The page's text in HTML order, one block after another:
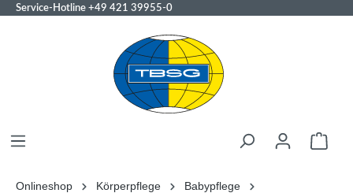
Service-Hotline +49 421 39955-0
Onlineshop Körperpflege
Babypflege